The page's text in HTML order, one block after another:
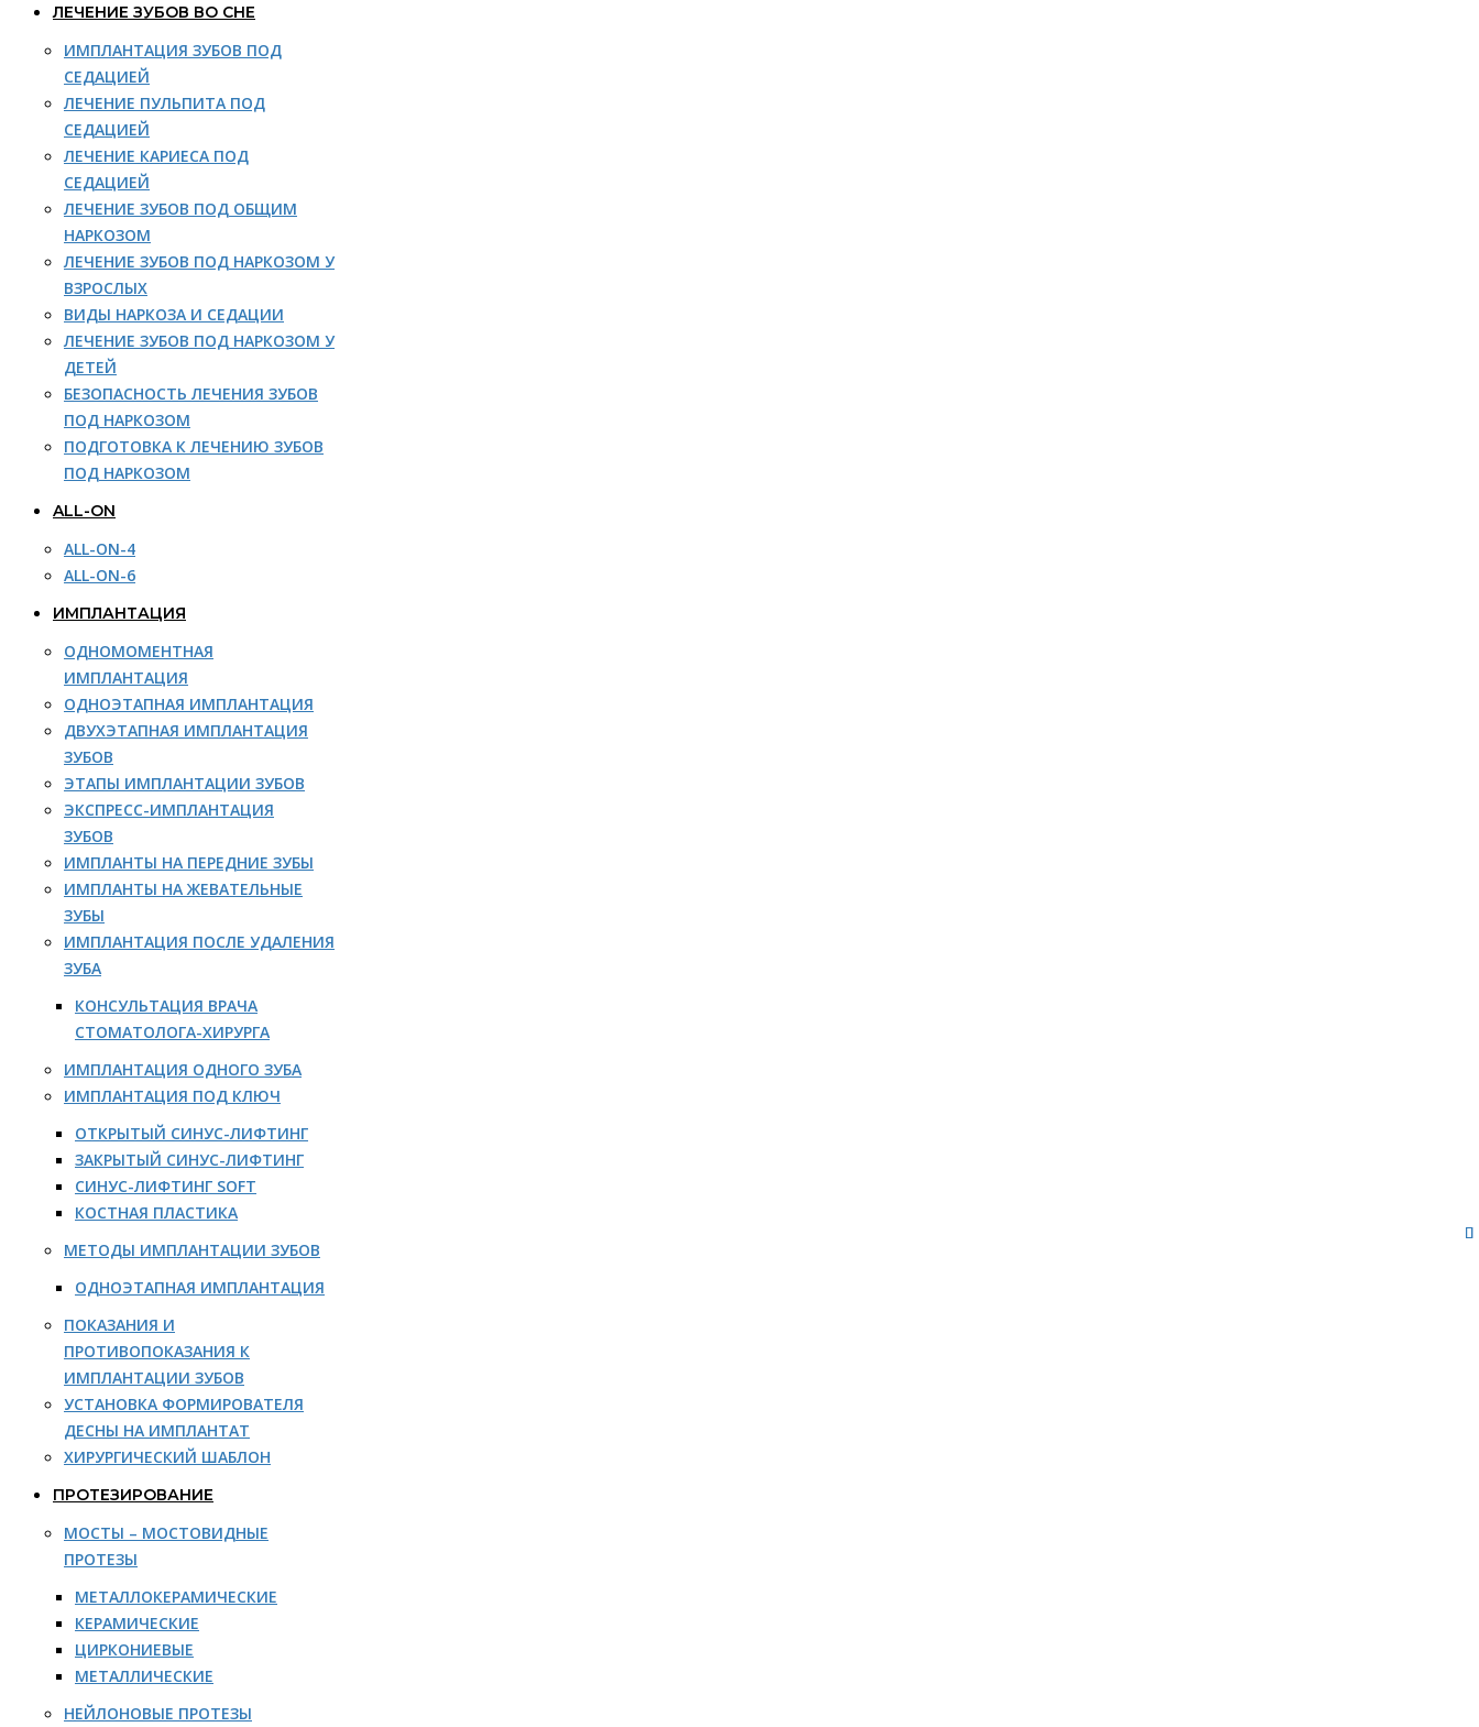
ЛЕЧЕНИЕ ЗУБОВ ВО СНЕ
ИМПЛАНТАЦИЯ ЗУБОВ ПОД
СЕДАЦИЕЙ
ЛЕЧЕНИЕ ПУЛЬПИТА ПОД
СЕДАЦИЕЙ
ЛЕЧЕНИЕ КАРИЕСА ПОД
СЕДАЦИЕЙ
ЛЕЧЕНИЕ ЗУБОВ ПОД ОБЩИМ
НАРКОЗОМ
ЛЕЧЕНИЕ ЗУБОВ ПОД НАРКОЗОМ У
ВЗРОСЛЫХ
ВИДЫ НАРКОЗА И СЕДАЦИИ
ЛЕЧЕНИЕ ЗУБОВ ПОД НАРКОЗОМ У
ДЕТЕЙ
БЕЗОПАСНОСТЬ ЛЕЧЕНИЯ ЗУБОВ
ПОД НАРКОЗОМ
ПОДГОТОВКА К ЛЕЧЕНИЮ ЗУБОВ
ПОД НАРКОЗОМ
ALL-ON
ALL-ON-4
ALL-ON-6
ИМПЛАНТАЦИЯ
ОДНОМОМЕНТНАЯ
ИМПЛАНТАЦИЯ
ОДНОЭТАПНАЯ ИМПЛАНТАЦИЯ
ДВУХЭТАПНАЯ ИМПЛАНТАЦИЯ
ЗУБОВ
ЭТАПЫ ИМПЛАНТАЦИИ ЗУБОВ
ЭКСПРЕСС-ИМПЛАНТАЦИЯ
ЗУБОВ
ИМПЛАНТЫ НА ПЕРЕДНИЕ ЗУБЫ
ИМПЛАНТЫ НА ЖЕВАТЕЛЬНЫЕ
ЗУБЫ
ИМПЛАНТАЦИЯ ПОСЛЕ УДАЛЕНИЯ
ЗУБА
КОНСУЛЬТАЦИЯ ВРАЧА
СТОМАТОЛОГА-ХИРУРГА
ИМПЛАНТАЦИЯ ОДНОГО ЗУБА
ИМПЛАНТАЦИЯ ПОД КЛЮЧ
ОТКРЫТЫЙ СИНУС-ЛИФТИНГ
ЗАКРЫТЫЙ СИНУС-ЛИФТИНГ
СИНУС-ЛИФТИНГ SOFT
КОСТНАЯ ПЛАСТИКА
МЕТОДЫ ИМПЛАНТАЦИИ ЗУБОВ
ОДНОЭТАПНАЯ ИМПЛАНТАЦИЯ
ПОКАЗАНИЯ И
ПРОТИВОПОКАЗАНИЯ К
ИМПЛАНТАЦИИ ЗУБОВ
УСТАНОВКА ФОРМИРОВАТЕЛЯ
ДЕСНЫ НА ИМПЛАНТАТ
ХИРУРГИЧЕСКИЙ ШАБЛОН
ПРОТЕЗИРОВАНИЕ
МОСТЫ – МОСТОВИДНЫЕ
ПРОТЕЗЫ
МЕТАЛЛОКЕРАМИЧЕСКИЕ
КЕРАМИЧЕСКИЕ
ЦИРКОНИЕВЫЕ
МЕТАЛЛИЧЕСКИЕ
НЕЙЛОНОВЫЕ ПРОТЕЗЫ